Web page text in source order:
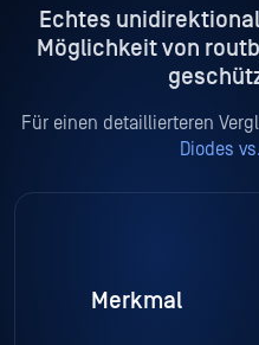
Echtes
Möglichkeit von
Für einen detaillierteren
Diodes
Merkmal